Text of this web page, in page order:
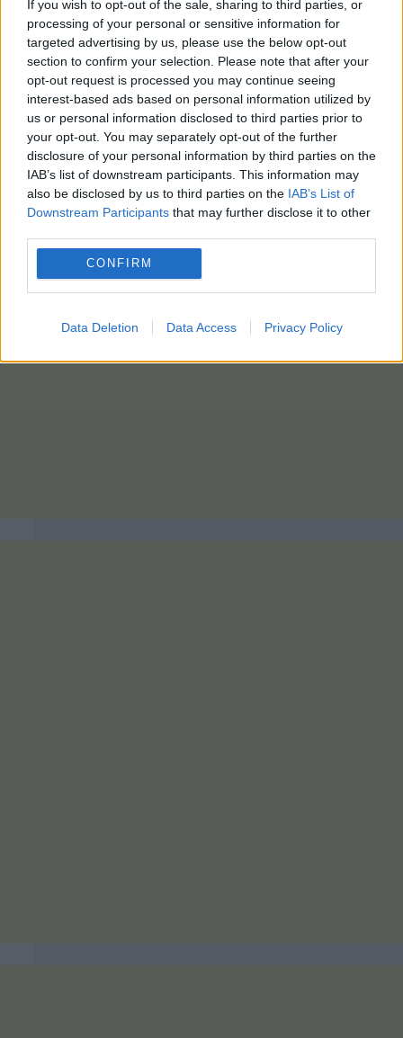
If you wish to opt-out of the sale, sharing to third parties, or
processing of your personal or sensitive information for
targeted advertising by us, please use the below opt-out
section to confirm your selection. Please note that after your
opt-out request is processed you may continue seeing
interest-based ads based on personal information utilized by
us or personal information disclosed to third parties prior to
your opt-out. You may separately opt-out of the further
disclosure of your personal information by third parties on the
IAB’s list of downstream participants. This information may
also be disclosed by us to third parties on the IAB’s List of
Downstream Participants that may further disclose it to other
CONFIRM
Data Deletion Data Access Privacy Policy